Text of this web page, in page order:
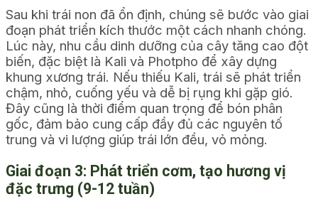
Sau khi trái non đã ổn định, chúng sẽ bước vào giai
đoạn phát triển kích thước một cách nhanh chóng.
Lúc này, nhu cầu dinh dưỡng của cây tăng cao đột
biến, đặc biệt là Kali và Photpho để xây dựng
khung xương trái. Nếu thiếu Kali, trái sẽ phát triển
chậm, nhỏ, cuống yếu và dễ bị rụng khi gặp gió.
Đây cũng là thời điểm quan trọng để bón phân
gốc, đảm bảo cung cấp đầy đủ các nguyên tố
trung và vi lượng giúp trái lớn đều, vỏ mỏng.
Giai đoạn 3: Phát triển cơm, tạo hương vị
đặc trưng (9-12 tuần)